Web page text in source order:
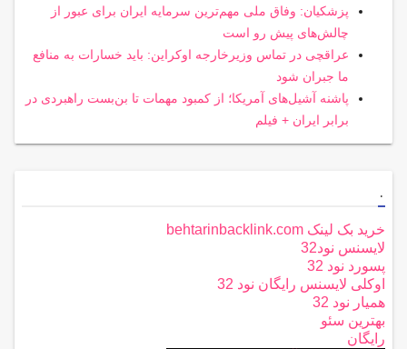
پزشکیان: وفاق ملی مهم‌ترین سرمایه ایران برای عبور از
چالش‌های پیش رو است
عراقچی در تماس وزیرخارجه اوکراین: باید خسارات به منافع
ما جبران شود
پاشنه آشیل‌های آمریکا؛ از کمبود مهمات تا بن‌بست راهبردی در
برابر ایران + فیلم
.
خرید بک لینک behtarinbacklink.com
لایسنس نود32
پسورد نود 32
اوکلی لایسنس رایگان نود 32
همیار نود 32
بهترین سئو
رایگان